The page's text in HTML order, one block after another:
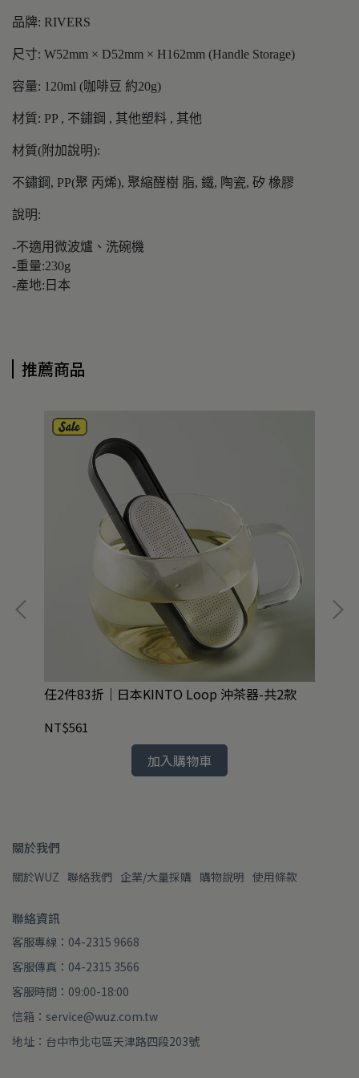
品牌: RIVERS
尺寸: W52mm × D52mm × H162mm (Handle Storage)
容量: 120ml (咖啡豆 約20g)
材質: PP , 不鏽鋼 , 其他塑料 , 其他
材質(附加說明):
不鏽鋼, PP(聚 丙烯), 聚縮醛樹 脂, 鐵, 陶瓷, 矽 橡膠
說明:
-不適用微波爐、洗碗機
-重量:230g
-產地:日本
推薦商品
任2件83折｜日本KINTO Loop 沖茶器-共2款
NT$561
加入購物車
關於我們
關於WUZ 聯絡我們 企業/大量採購 購物說明 使用條款
聯絡資訊
客服專線：04-2315 9668
客服傳真：04-2315 3566
客服時間：09:00-18:00
信箱：service@wuz.com.tw
地址：台中市北屯區天津路四段203號